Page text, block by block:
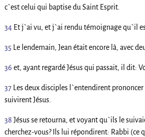
c`est celui qui baptise du Saint Esprit.
34 Et j`ai vu, et j`ai rendu témoignage qu`il
35 Le lendemain, Jean était encore là, avec
36 et, ayant regardé Jésus qui passait, il dit:
37 Les deux disciples l`entendirent prononcer
suivirent Jésus.
38 Jésus se retourna, et voyant qu`ils le
cherchez-vous? Ils lui répondirent: Rabbi (ce